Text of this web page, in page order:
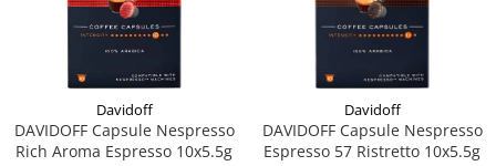
Davidoff
DAVIDOFF Capsule Nespresso
Rich Aroma Espresso 10x5.5g
Davidoff
DAVIDOFF Capsule Nespresso
Espresso 57 Ristretto 10x5.5g